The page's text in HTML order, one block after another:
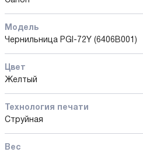
Модель
Чернильница PGI-72Y (6406B001)
Цвет
Желтый
Технология печати
Струйная
Вес